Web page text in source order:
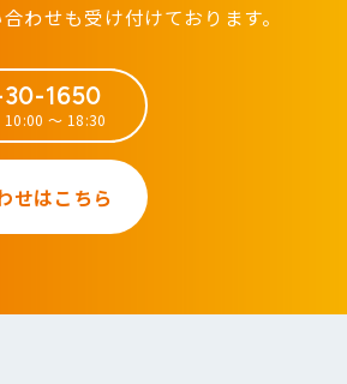
わせも受け付けております。
1650
10:00 ～ 18:30
せはこちら